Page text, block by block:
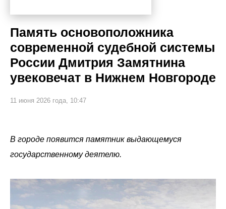
Память основоположника
современной судебной системы
России Дмитрия Замятнина
увековечат в Нижнем Новгороде
11 июня 2026 года, 10:47
В городе появится памятник выдающемуся
государственному деятелю.